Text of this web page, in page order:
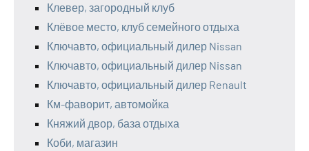
Клевер, загородный клуб
Клёвое место, клуб семейного отдыха
Ключавто, официальный дилер Nissan
Ключавто, официальный дилер Nissan
Ключавто, официальный дилер Renault
Км-фаворит, автомойка
Княжий двор, база отдыха
Коби, магазин